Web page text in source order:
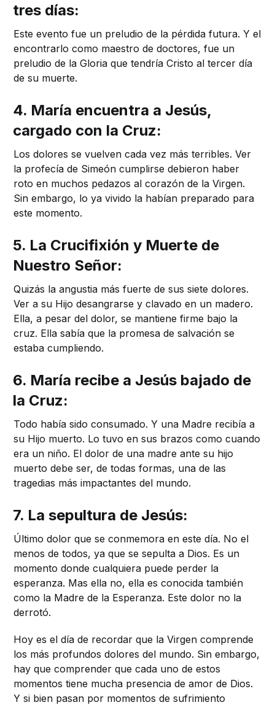
tres días:
Este evento fue un preludio de la pérdida futura. Y el
encontrarlo como maestro de doctores, fue un
preludio de la Gloria que tendría Cristo al tercer día
de su muerte.
4. María encuentra a Jesús,
cargado con la Cruz:
Los dolores se vuelven cada vez más terribles. Ver
la profecía de Simeón cumplirse debieron haber
roto en muchos pedazos al corazón de la Virgen.
Sin embargo, lo ya vivido la habían preparado para
este momento.
5. La Crucifixión y Muerte de
Nuestro Señor:
Quizás la angustia más fuerte de sus siete dolores.
Ver a su Hijo desangrarse y clavado en un madero.
Ella, a pesar del dolor, se mantiene firme bajo la
cruz. Ella sabía que la promesa de salvación se
estaba cumpliendo.
6. María recibe a Jesús bajado de
la Cruz:
Todo había sido consumado. Y una Madre recibía a
su Hijo muerto. Lo tuvo en sus brazos como cuando
era un niño. El dolor de una madre ante su hijo
muerto debe ser, de todas formas, una de las
tragedias más impactantes del mundo.
7. La sepultura de Jesús:
Último dolor que se conmemora en este día. No el
menos de todos, ya que se sepulta a Dios. Es un
momento donde cualquiera puede perder la
esperanza. Mas ella no, ella es conocida también
como la Madre de la Esperanza. Este dolor no la
derrotó.
Hoy es el día de recordar que la Virgen comprende
los más profundos dolores del mundo. Sin embargo,
hay que comprender que cada uno de estos
momentos tiene mucha presencia de amor de Dios.
Y si bien pasan por momentos de sufrimiento